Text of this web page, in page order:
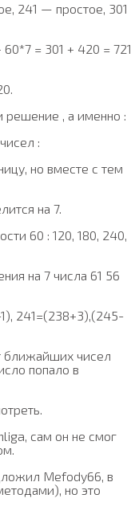
241 — простое, 301
= 301 + 420 = 721
решение , а именно :
:
но вместе с тем
на 7.
60 : 120, 180, 240,
на 7 числа 61 56
241=(238+3),(245-
ближайших чисел
попало в
сам он не смог
Mefody66, в
но это